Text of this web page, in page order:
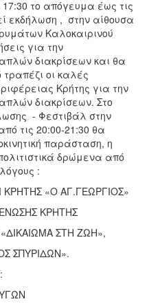
το απόγευμα έως τις
εκδήλωση , στην αίθουσα
Καλοκαιρινού
για την
διακρίσεων και θα
οι καλές
Κρήτης για την
διακρίσεων. Στο
- Φεστιβάλ στην
τις 20:00-21:30 θα
παράσταση, η
δρώμενα από
:
«Ο ΑΓ.ΓΕΩΡΓΙΟΣ»
ΚΡΗΤΗΣ
ΣΤΗ ΖΩΗ»,
ΣΠΥΡΙΔΩΝ».